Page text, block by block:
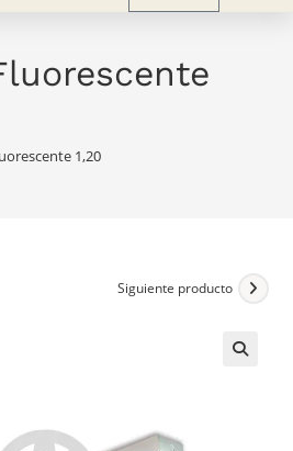
1,20
Siguiente producto